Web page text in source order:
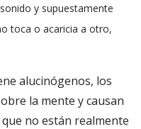
y supuestamente
toca o acaricia a otro,
alucinógenos, los
la mente y causan
no están realmente